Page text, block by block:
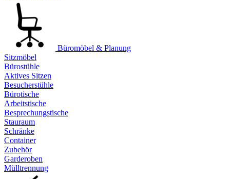
Büromöbel & Planung
Sitzmöbel
Bürostühle
Aktives Sitzen
Besucherstühle
Bürotische
Arbeitstische
Besprechungstische
Stauraum
Schränke
Container
Zubehör
Garderoben
Mülltrennung